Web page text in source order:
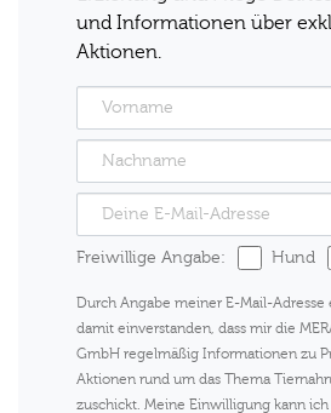
und Informationen über
Aktionen.
Freiwillige Angabe: Hund
Durch Angabe meiner E-Mail-Adresse
damit einverstanden, dass mir die
GmbH regelmäßig Informationen zu
Aktionen rund um das Thema
zuschickt. Meine Einwilligung kann